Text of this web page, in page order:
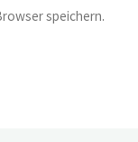
speichern.